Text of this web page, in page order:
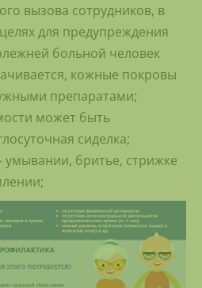
вызова сотрудников, в
для предупреждения
больной человек
кожные покровы
препаратами;
может быть
сиделка;
бритье, стрижке